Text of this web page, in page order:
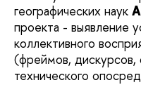
географических наук
проекта - выявление
коллективного
(фреймов, дискурсов,
технического